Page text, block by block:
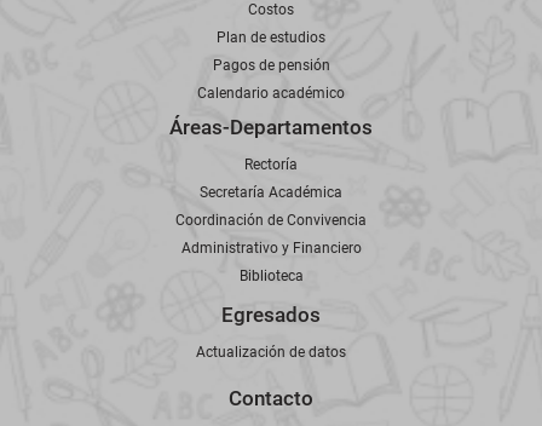
Costos
Plan de estudios
Pagos de pensión
Calendario académico
Áreas-Departamentos
Rectoría
Secretaría Académica
Coordinación de Convivencia
Administrativo y Financiero
Biblioteca
Egresados
Actualización de datos
Contacto